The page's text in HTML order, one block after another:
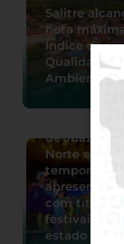
Salitre
nota
Índice de
Qualidade
Ambiente
Quadrilhas
de Juazeiro
Norte
temporada
com títulos
festivais
estado